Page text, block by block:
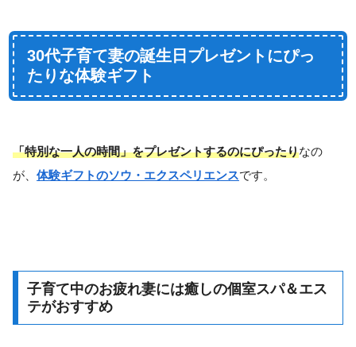
30代子育て妻の誕生日プレゼントにぴっ
たりな体験ギフト
「特別な一人の時間」をプレゼントするのにぴったりなの
が、 体験ギフトのソウ・エクスペリエンスです。
子育て中のお疲れ妻には癒しの個室スパ＆エス
テがおすすめ